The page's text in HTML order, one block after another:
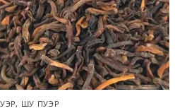
, ШУ ПУЭР